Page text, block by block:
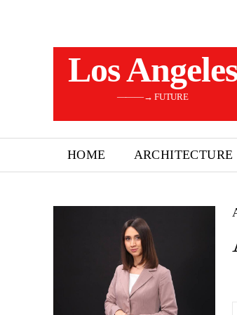
Los Angeles
———→ FUTURE
HOME ARCHITECTURE